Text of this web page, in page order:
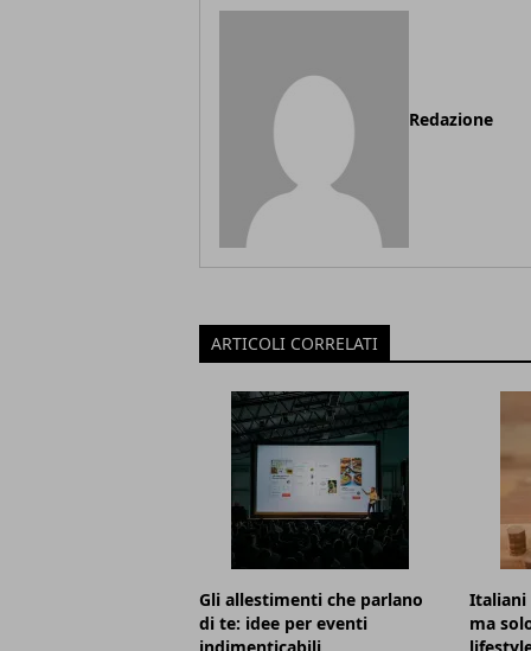
Redazione
ARTICOLI CORRELATI
Gli allestimenti che parlano
di te: idee per eventi
Italiani
ma